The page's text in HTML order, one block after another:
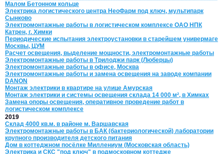
Малом Бетонном кольце
Электрика логистического центра НеоФарм под ключ, мультипарк
Сынково
Электромонтажные работы в логистическом комплексе ОАО НПК
Катрен, г. Химки
Периодические испытания электроустановки в старейшем универмаге
Москвы, ЦУМ
Расчет освещения, выделение мощности, электромонтажные работы
Электромонтажные работы в Трилоджи парк (Люберцы)
Электромонтажные работы в офисе, Москва
Электромонтажные работы и замена освещения на заводе компании
DANON
Монтаж электрики в квартире на улице Амурская
Монтаж электрики и системы освещения склада 14 000 м², в Химках
Замена опоры освещения, оперативное проведение работ в
логистическом комплексе
2019
Склад 4000 кв.м. в районе м. Варшавская
Электромонтажные работы в БАК (бактериологической) лаборатории
крупного производителя детского питания
Дом в коттеджном посёлке Миллениум (Московская область)
Электрика и СКС "под ключ" в подмосковном коттедже